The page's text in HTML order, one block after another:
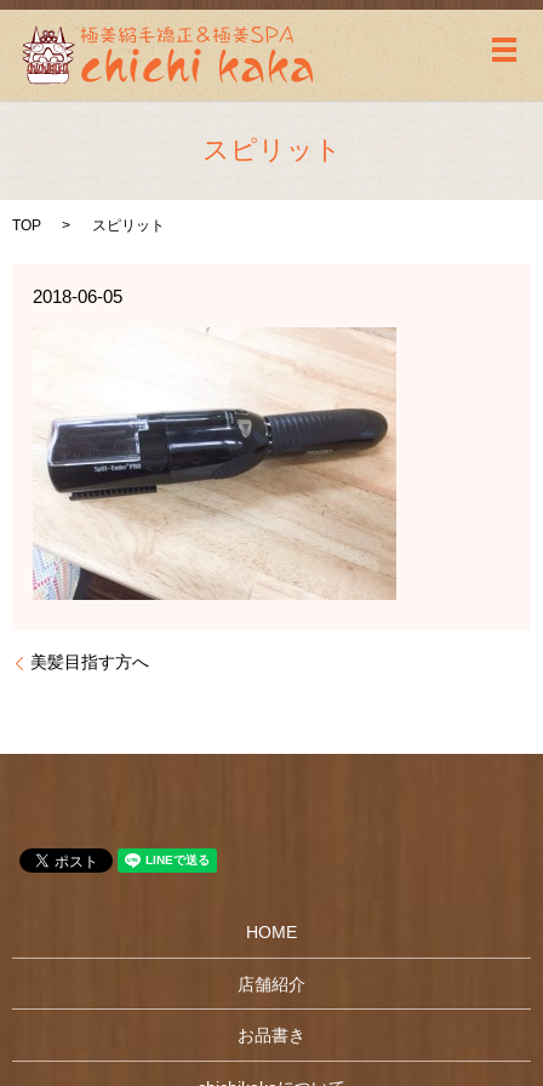
メ
スピリット
TOP スピリット
2018-06-05
美髪目指す方へ
HOME
店舗紹介
お品書き